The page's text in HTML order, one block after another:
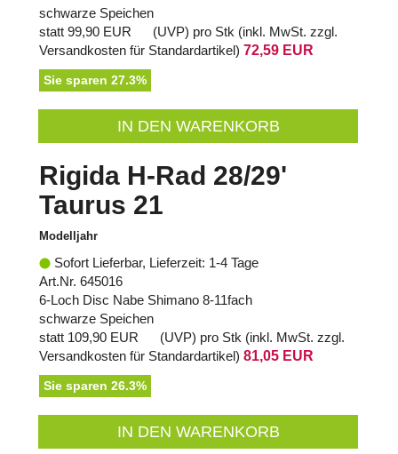
schwarze Speichen
statt 99,90 EUR (UVP) pro Stk (inkl. MwSt. zzgl.
Versandkosten für Standardartikel) 72,59 EUR
Sie sparen 27.3%
IN DEN WARENKORB
Rigida H-Rad 28/29'
Taurus 21
Modelljahr
Sofort Lieferbar, Lieferzeit: 1-4 Tage
Art.Nr. 645016
6-Loch Disc Nabe Shimano 8-11fach
schwarze Speichen
statt 109,90 EUR (UVP) pro Stk (inkl. MwSt. zzgl.
Versandkosten für Standardartikel) 81,05 EUR
Sie sparen 26.3%
IN DEN WARENKORB